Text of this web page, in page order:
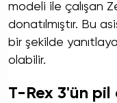
modeli ile çalışan
donatılmıştır. Bu
bir şekilde
olabilir.
T-Rex 3'ün pil